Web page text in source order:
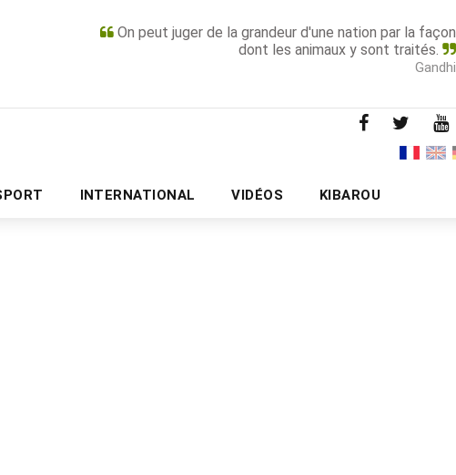
On peut juger de la grandeur d'une nation par la façon
dont les animaux y sont traités.
Gandhi
INTERNATIONAL VIDÉOS KIBAROU
PUBLICITÉ